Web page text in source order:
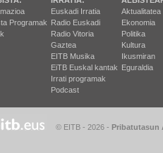
Programak
Euskadi Irratia
Radio Euskadi
Radio Vitoria
Gaztea
EITB Musika
EiTB Euskal kantak
Irrati programak
Podcast
Aktualitatea
Ekonomia
Politika
Kultura
Ikusmiran
Eguraldia
© EITB - 2026 - Pribatutasun